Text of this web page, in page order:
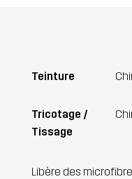
Teinture
Tricotage /
Tissage
Libère des